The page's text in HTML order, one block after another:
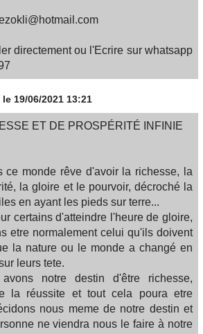
directement ou l'Ecrire sur whatsapp
le 19/06/2021 13:21
ET DE PROSPÉRITÉ INFINIE
ce monde rêve d'avoir la richesse, la
la gloire et le pourvoir, décroché la
en ayant les pieds sur terre...
certains d'atteindre l'heure de gloire,
etre normalement celui qu'ils doivent
la nature ou le monde a changé en
leurs tete.
notre destin d'être richesse,
la réussite et tout cela poura etre
nous meme de notre destin et
ne viendra nous le faire à notre